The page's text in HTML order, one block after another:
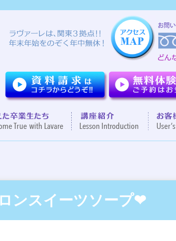
ント 夢を叶えた卒業生達 講座紹
ンスイーツソープ❤